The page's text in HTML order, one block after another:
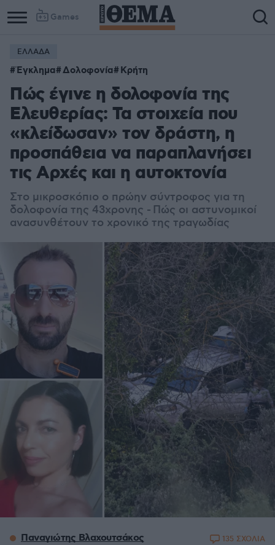
Games
ΕΛΛΑΔΑ
Έγκλημα Δολοφονία Κρήτη
Πώς έγινε η δολοφονία της
Ελευθερίας: Τα στοιχεία που
«κλείδωσαν» τον δράστη, η
προσπάθεια να παραπλανήσει
τις Αρχές και η αυτοκτονία
Στο μικροσκόπιο ο πρώην σύντροφος για τη
δολοφονία της 43χρονης - Πώς οι αστυνομικοί
ανασυνθέτουν το χρονικό της τραγωδίας
Παναγιώτης Βλαχουτσάκος
135 ΣΧΟΛΙΑ